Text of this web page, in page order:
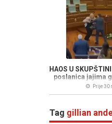
HAOS U
poslanica jajima
Prije 30
Tag gillian